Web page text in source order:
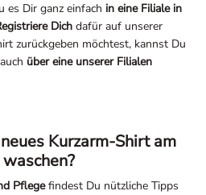
es Dir ganz einfach in eine Filiale in
Dich dafür auf unserer
zurückgeben möchtest, kannst Du
über eine unserer Filialen
Kurzarm-Shirt am
Pflegefindest Du nützliche Tipps